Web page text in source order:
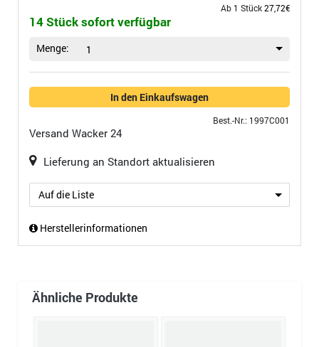
Ab 1 Stück27,72€
14 Stück sofort verfügbar
Menge: 1
In den Einkaufswagen
Best.-Nr.: 1997C001
Versand Wacker 24
Lieferung an Standort aktualisieren
Auf die Liste
Herstellerinformationen
Ähnliche Produkte